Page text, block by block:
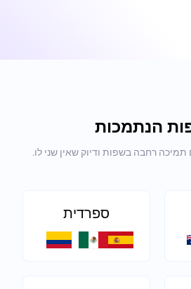
הנתמכות
רחבה בשפות ודיוק שאין שני לו.
ספרדית